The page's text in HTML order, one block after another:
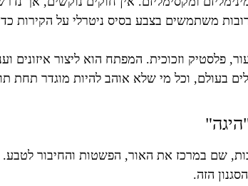
משתמשים בצבע בסיס ניטרלי על
וזכוכית. המפתח הוא ליצור איזונים
בעולם, וכל מי שלא אוהב להיות מוגדר תחת
הזה.